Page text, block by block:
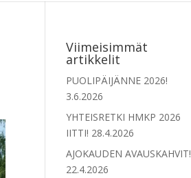
Viimeisimmät
artikkelit
PUOLIPÄIJÄNNE 2026!
3.6.2026
YHTEISRETKI HMKP 2026
IITTI! 28.4.2026
AJOKAUDEN AVAUSKAHVIT!
22.4.2026